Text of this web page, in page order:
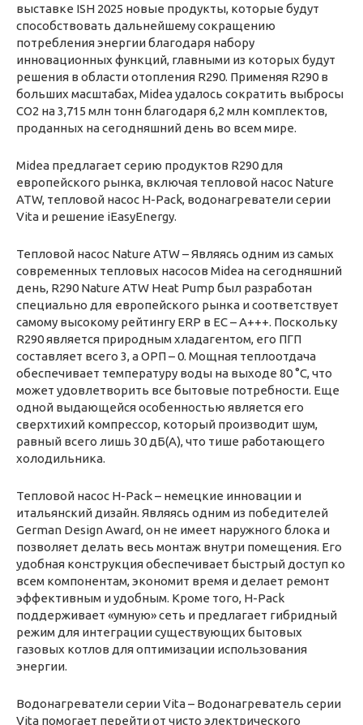
выставке ISH 2025 новые продукты, которые будут
способствовать дальнейшему сокращению
потребления энергии благодаря набору
инновационных функций, главными из которых будут
решения в области отопления R290. Применяя R290 в
больших масштабах, Midea удалось сократить выбросы
CO2 на 3,715 млн тонн благодаря 6,2 млн комплектов,
проданных на сегодняшний день во всем мире.
Midea предлагает серию продуктов R290 для
европейского рынка, включая тепловой насос Nature
ATW, тепловой насос H-Pack, водонагреватели серии
Vita и решение iEasyEnergy.
Тепловой насос Nature ATW – Являясь одним из самых
современных тепловых насосов Midea на сегодняшний
день, R290 Nature ATW Heat Pump был разработан
специально для европейского рынка и соответствует
самому высокому рейтингу ERP в ЕС – A+++. Поскольку
R290 является природным хладагентом, его ПГП
составляет всего 3, а ОРП – 0. Мощная теплоотдача
обеспечивает температуру воды на выходе 80 °C, что
может удовлетворить все бытовые потребности. Еще
одной выдающейся особенностью является его
сверхтихий компрессор, который производит шум,
равный всего лишь 30 дБ(А), что тише работающего
холодильника.
Тепловой насос H-Pack – немецкие инновации и
итальянский дизайн. Являясь одним из победителей
German Design Award, он не имеет наружного блока и
позволяет делать весь монтаж внутри помещения. Его
удобная конструкция обеспечивает быстрый доступ ко
всем компонентам, экономит время и делает ремонт
эффективным и удобным. Кроме того, H-Pack
поддерживает «умную» сеть и предлагает гибридный
режим для интеграции существующих бытовых
газовых котлов для оптимизации использования
энергии.
Водонагреватели серии Vita – Водонагреватель серии
Vita помогает перейти от чисто электрического